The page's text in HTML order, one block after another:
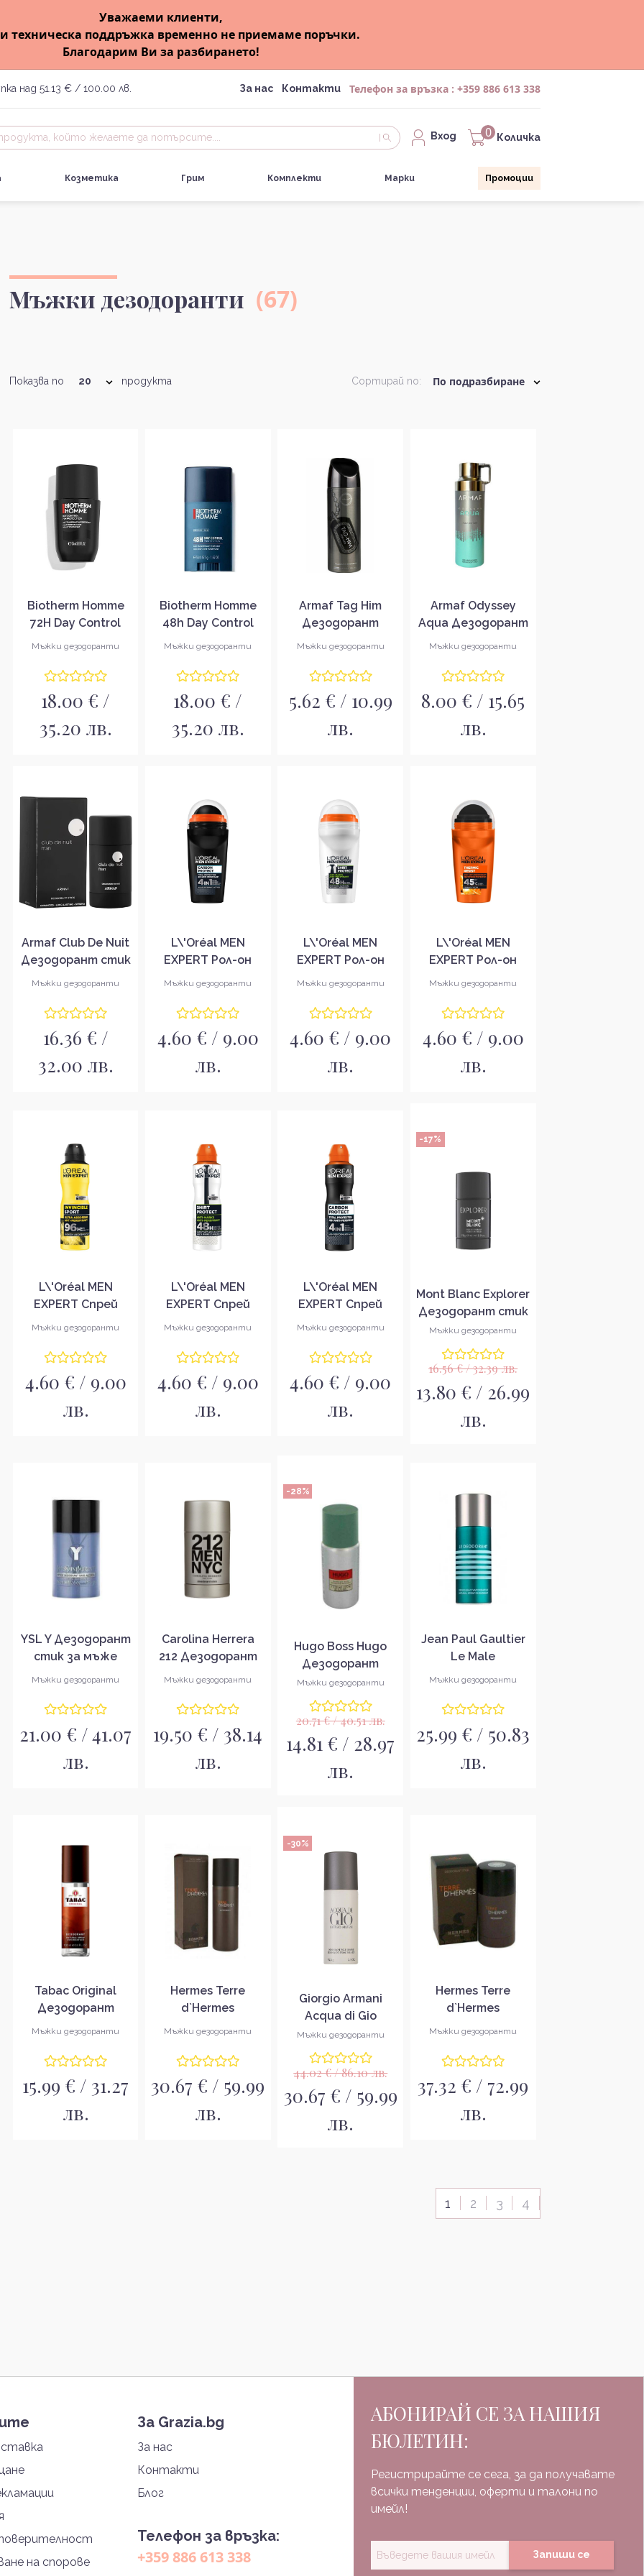
Уважаеми клиенти,
техническа поддръжка временно не приемаме поръчки.
Благодарим Ви за разбирането!
над 51.13 € / 100.00 лв. За нас Контакти Телефон за връзка : +359 886 613 338
Вход 0 Количка
Козметика Грим Комплекти Марки Промоции
Мъжки дезодоранти (67)
Показва по продукта Сортирай по:
Biotherm Homme
72H Day Control
Extreme Protection
он за мъже
Мъжки дезодоранти
18.00 € /
35.20 лв.
Biotherm Homme
48h Day Control
Protection
за мъже
Мъжки дезодоранти
18.00 € /
35.20 лв.
Armaf Tag Him
Дезодорант
спрей за мъже
Мъжки дезодоранти
5.62 € / 10.99
лв.
Armaf Odyssey
Aqua Дезодорант
спрей за мъже
Мъжки дезодоранти
8.00 € / 15.65
лв.
Armaf Club De Nuit
Дезодорант стик
Мъжки дезодоранти
16.36 € /
32.00 лв.
L\'Oréal MEN
EXPERT Рол-он
Мъжки дезодоранти
4.60 € / 9.00
лв.
L\'Oréal MEN
EXPERT Рол-он
Мъжки дезодоранти
4.60 € / 9.00
лв.
L\'Oréal MEN
EXPERT Рол-он
Мъжки дезодоранти
4.60 € / 9.00
лв.
L\'Oréal MEN
EXPERT Спрей
INVINCIBLE SPORT
Мъжки дезодоранти
4.60 € / 9.00
лв.
L\'Oréal MEN
EXPERT Спрей
SHIRT PROTECT
Мъжки дезодоранти
4.60 € / 9.00
лв.
L\'Oréal MEN
EXPERT Спрей
CARBON PROTECT
Мъжки дезодоранти
4.60 € / 9.00
лв.
-17%
Mont Blanc Explorer
Дезодорант стик
за мъже
Мъжки дезодоранти
16.56 € / 32.39 лв.
13.80 € / 26.99
лв.
YSL Y Дезодорант
стик за мъже
Мъжки дезодоранти
21.00 € / 41.07
лв.
Carolina Herrera
212 Дезодорант
Мъжки дезодоранти
19.50 € / 38.14
лв.
-28%
Hugo Boss Hugo
Дезодорант
спрей за мъже
Мъжки дезодоранти
20.71 € / 40.51 лв.
14.81 € / 28.97
лв.
Jean Paul Gaultier
Le Male
Мъжки дезодоранти
25.99 € / 50.83
лв.
Tabac Original
Дезодорант
спрей за мъже
Мъжки дезодоранти
15.99 € / 31.27
лв.
Hermes Terre
d`Hermes
Дезодорант
Мъжки дезодоранти
30.67 € / 59.99
лв.
-30%
Giorgio Armani
Acqua di Gio
Дезодорант
спрей за мъже
Мъжки дезодоранти
44.02 € / 86.10 лв.
30.67 € / 59.99
лв.
Hermes Terre
d`Hermes
Дезодорант стик
Мъжки дезодоранти
37.32 € / 72.99
лв.
1 2 3 4
на спорове
За Grazia.bg
За нас
Контакти
Блог
Телефон за връзка:
+359 886 613 338
АБОНИРАЙ СЕ ЗА НАШИЯ
БЮЛЕТИН:
Регистрирайте се сега, за да получавате
всички тенденции, оферти и талони по
имейл!
Запиши се